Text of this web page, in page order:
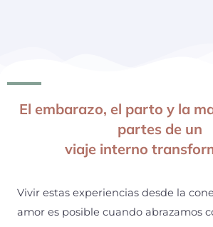
El embarazo, el parto y la
partes de un
viaje interno
Vivir estas experiencias desde la
amor es posible cuando abrazamos